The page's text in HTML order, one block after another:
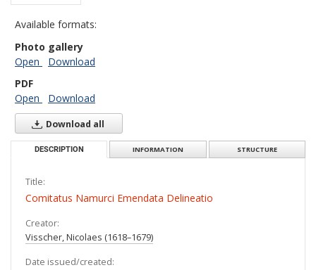
Available formats:
Photo gallery
Open
Download
PDF
Open
Download
Download all
DESCRIPTION INFORMATION STRUCTURE
Title:
Comitatus Namurci Emendata Delineatio
Creator:
Visscher, Nicolaes (1618–1679)
Date issued/created: